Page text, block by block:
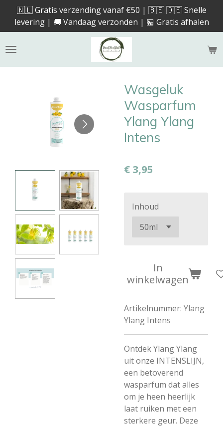
direct
naar
de
🇳🇱 Gratis verzending vanaf €50 | 🇧🇪 🇩🇪 Snelle
levering | 🚚 Vandaag verzonden | 🏪 Gratis afhalen
Wasgeluk
Wasparfum
Ylang Ylang
Intens
€ 3,95
Inhoud
In
winkelwagen
Artikelnummer: Ylang
Ylang Intens
Ontdek Ylang Ylang
uit onze INTENSLIJN,
een betoverend
wasparfum dat alles
om je heen heerlijk
laat ruiken met een
sterkere geur. Deze